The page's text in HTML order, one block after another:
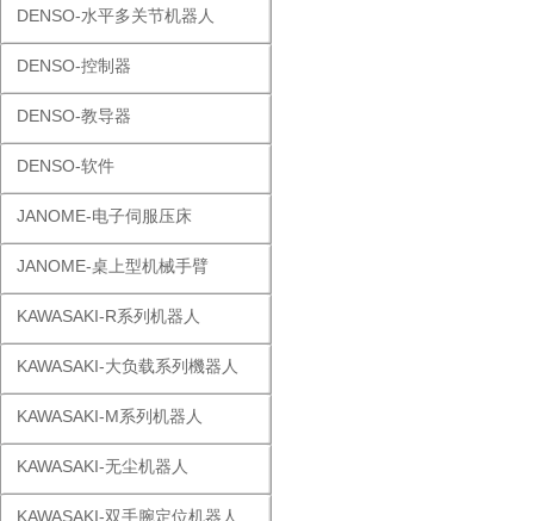
DENSO-水平多关节机器人
DENSO-控制器
DENSO-教导器
DENSO-软件
JANOME-电子伺服压床
JANOME-桌上型机械手臂
KAWASAKI-R系列机器人
KAWASAKI-大负载系列機器人
KAWASAKI-M系列机器人
KAWASAKI-无尘机器人
KAWASAKI-双手腕定位机器人